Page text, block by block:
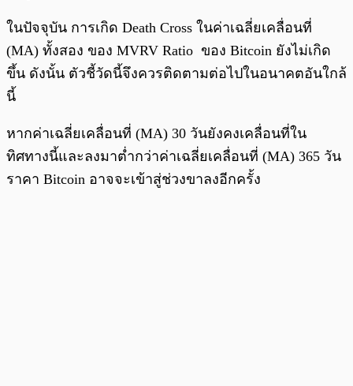
ในปัจจุบัน การเกิด Death Cross ในค่าเฉลี่ยเคลื่อนที่
(MA) ทั้งสอง ของ MVRV Ratio ของ Bitcoin ยังไม่เกิด
ขึ้น ดังนั้น ตัวชี้วัดนี้จึงควรติดตามต่อไปในอนาคตอันใกล้
นี้
หากค่าเฉลี่ยเคลื่อนที่ (MA) 30 วันยังคงเคลื่อนที่ใน
ทิศทางนี้และลงมาต่ำกว่าค่าเฉลี่ยเคลื่อนที่ (MA) 365 วัน
ราคา Bitcoin อาจจะเข้าสู่ช่วงขาลงอีกครั้ง